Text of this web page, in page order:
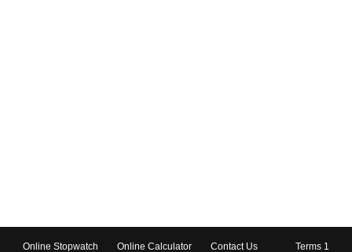
Online Stopwatch Online Calculator Contact Us Terms 1